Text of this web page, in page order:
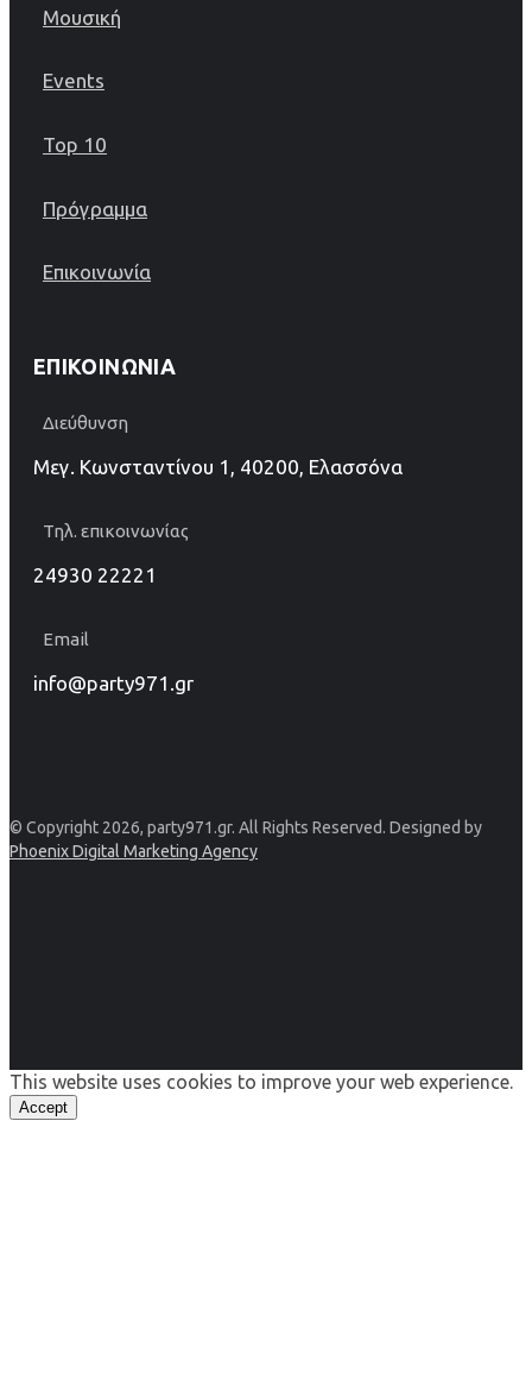
Μουσική
Events
Top 10
Πρόγραμμα
Επικοινωνία
ΕΠΙΚΟΙΝΩΝΊΑ
Διεύθυνση
Μεγ. Κωνσταντίνου 1, 40200, Ελασσόνα
Τηλ. επικοινωνίας
24930 22221
Email
info@party971.gr
© Copyright 2026, party971.gr. All Rights Reserved. Designed by
Phoenix Digital Marketing Agency
This website uses cookies to improve your web experience.
Accept